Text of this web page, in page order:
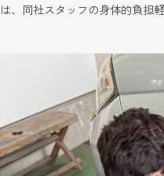
は、同社スタッフの身体的負担